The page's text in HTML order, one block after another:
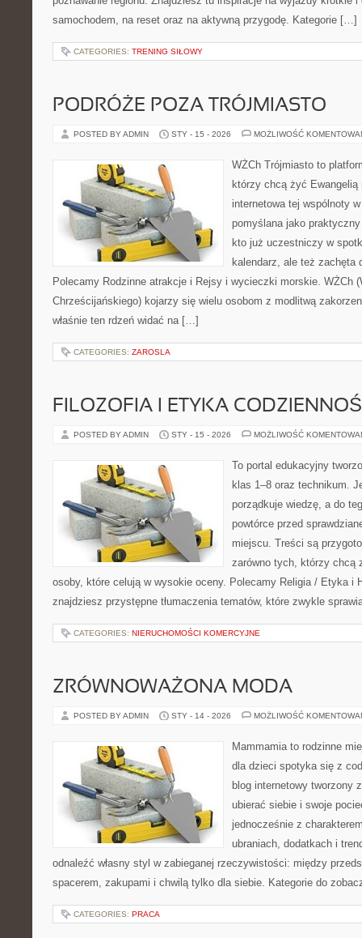
samochodem, na reset oraz na aktywną przygodę. Kategorie […]
CATEGORIES: TRENING SIŁOWY
PODRÓŻE POZA TRÓJMIASTO
POSTED BY ADMIN STY - 15 - 2026 MOŻLIWOŚĆ
WŻCh Trójmiasto to
którzy chcą żyć
internetowa tej wspólnoty
pomyślana jako
kto już uczestniczy w
kalendarz, ale też zachęta
Polecamy Rodzinne atrakcje i Rejsy i wycieczki morskie. WŻCh
Chrześcijańskiego) kojarzy się wielu osobom z modlitwą
właśnie ten rdzeń widać na […]
CATEGORIES: ZAROSLA
FILOZOFIA I ETYKA
POSTED BY ADMIN STY - 15 - 2026 MOŻLIWOŚĆ
To portal edukacyjny
klas 1–8 oraz technikum.
porządkuje wiedzę, a do
powtórce przed
miejscu. Treści są
zarówno tych, którzy chcą
osoby, które celują w wysokie oceny. Polecamy Religia / Etyka i
znajdziesz przystępne tłumaczenia tematów, które zwykle
CATEGORIES: NIERUCHOMOŚCI KOMERCYJNE
ZRÓWNOWAŻONA MODA
POSTED BY ADMIN STY - 14 - 2026 MOŻLIWOŚĆ
Mammamia to rodzinne
dla dzieci spotyka się z
blog internetowy tworzony
ubierać siebie i swoje
jednocześnie z
ubraniach, dodatkach i
odnaleźć własny styl w zabieganej rzeczywistości: między
spacerem, zakupami i chwilą tylko dla siebie. Kategorie do
CATEGORIES: PRACA